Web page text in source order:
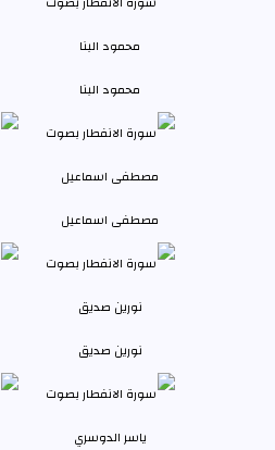
محمود البنا
مصطفى اسماعيل
نورين صديق